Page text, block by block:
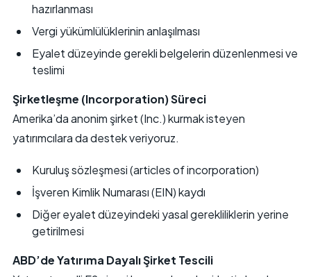
hazırlanması
Vergi yükümlülüklerinin anlaşılması
Eyalet düzeyinde gerekli belgelerin düzenlenmesi ve
teslimi
Şirketleşme (Incorporation) Süreci
Amerika’da anonim şirket (Inc.) kurmak isteyen
yatırımcılara da destek veriyoruz.
Kuruluş sözleşmesi (articles of incorporation)
İşveren Kimlik Numarası (EIN) kaydı
Diğer eyalet düzeyindeki yasal gerekliliklerin yerine
getirilmesi
ABD’de Yatırıma Dayalı Şirket Tescili